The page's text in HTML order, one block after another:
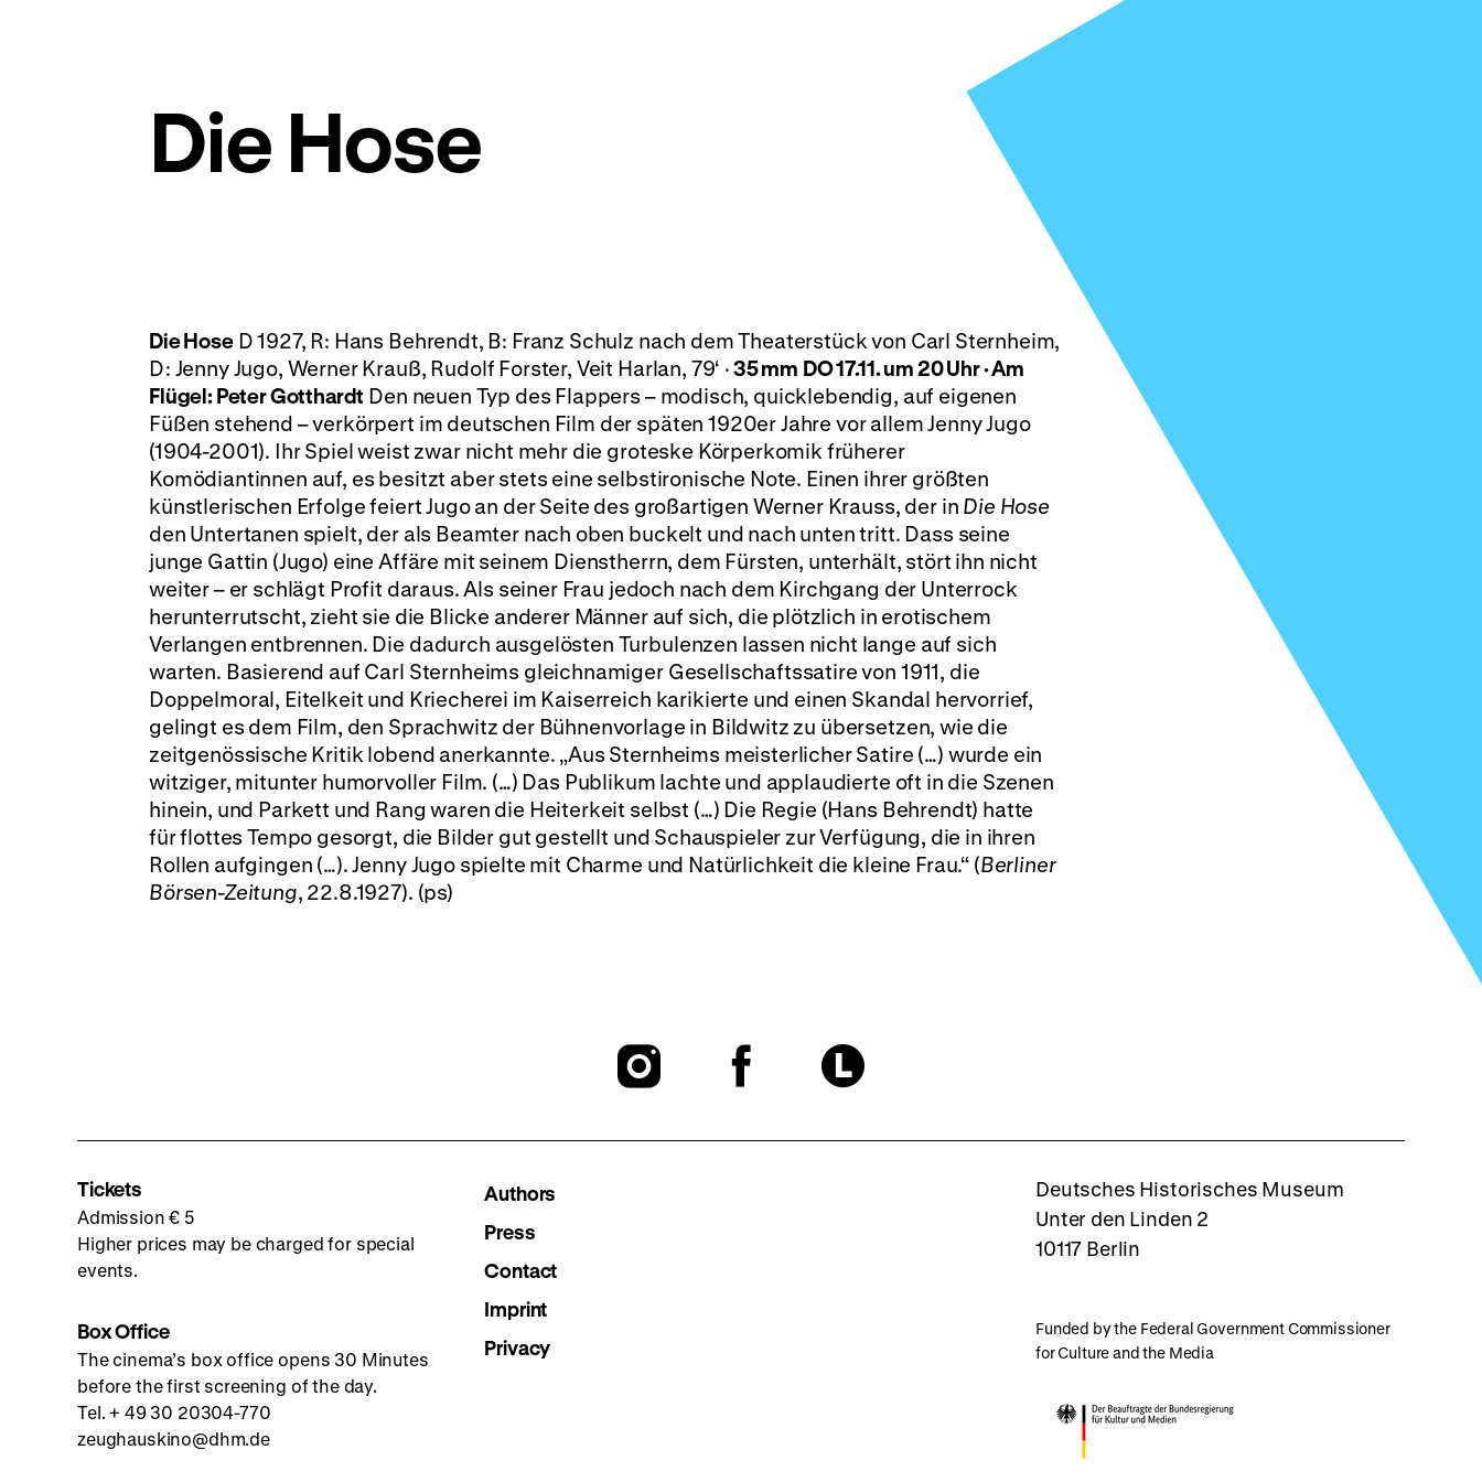
Die Hose
Die HoseD 1927, R: Hans Behrendt, B: Franz Schulz nach dem Theaterstück von Carl Sternheim,
D: Jenny Jugo, Werner Krauß, Rudolf Forster, Veit Harlan, 79‘ ·35 mm DO 17.11. um 20 Uhr · Am
Flügel: Peter Gotthardt Den neuen Typ des Flappers – modisch, quicklebendig, auf eigenen
Füßen stehend – verkörpert im deutschen Film der späten 1920er Jahre vor allem Jenny Jugo
(1904-2001). Ihr Spiel weist zwar nicht mehr die groteske Körperkomik früherer
Komödiantinnen auf, es besitzt aber stets eine selbstironische Note. Einen ihrer größten
künstlerischen Erfolge feiert Jugo an der Seite des großartigen Werner Krauss, der in Die Hose
den Untertanen spielt, der als Beamter nach oben buckelt und nach unten tritt. Dass seine
junge Gattin (Jugo) eine Affäre mit seinem Dienstherrn, dem Fürsten, unterhält, stört ihn nicht
weiter – er schlägt Profit daraus. Als seiner Frau jedoch nach dem Kirchgang der Unterrock
herunterrutscht, zieht sie die Blicke anderer Männer auf sich, die plötzlich in erotischem
Verlangen entbrennen. Die dadurch ausgelösten Turbulenzen lassen nicht lange auf sich
warten. Basierend auf Carl Sternheims gleichnamiger Gesellschaftssatire von 1911, die
Doppelmoral, Eitelkeit und Kriecherei im Kaiserreich karikierte und einen Skandal hervorrief,
gelingt es dem Film, den Sprachwitz der Bühnenvorlage in Bildwitz zu übersetzen, wie die
zeitgenössische Kritik lobend anerkannte. „Aus Sternheims meisterlicher Satire (…) wurde ein
witziger, mitunter humorvoller Film. (…) Das Publikum lachte und applaudierte oft in die Szenen
hinein, und Parkett und Rang waren die Heiterkeit selbst (…) Die Regie (Hans Behrendt) hatte
für flottes Tempo gesorgt, die Bilder gut gestellt und Schauspieler zur Verfügung, die in ihren
Rollen aufgingen (…). Jenny Jugo spielte mit Charme und Natürlichkeit die kleine Frau.“ (Berliner
Börsen-Zeitung, 22.8.1927). (ps)
To
To
To
Letterboxd
Tickets
Admission € 5
Higher prices may be charged for special
events.
Box Office
The cinema’s box office opens 30 Minutes
before the first screening of the day.
Tel. + 49 30 20304-770
zeughauskino@dhm.de
Authors
Press
Contact
Imprint
Privacy
Deutsches Historisches Museum
Unter den Linden 2
10117 Berlin
Funded by the Federal Government Commissioner
for Culture and the Media